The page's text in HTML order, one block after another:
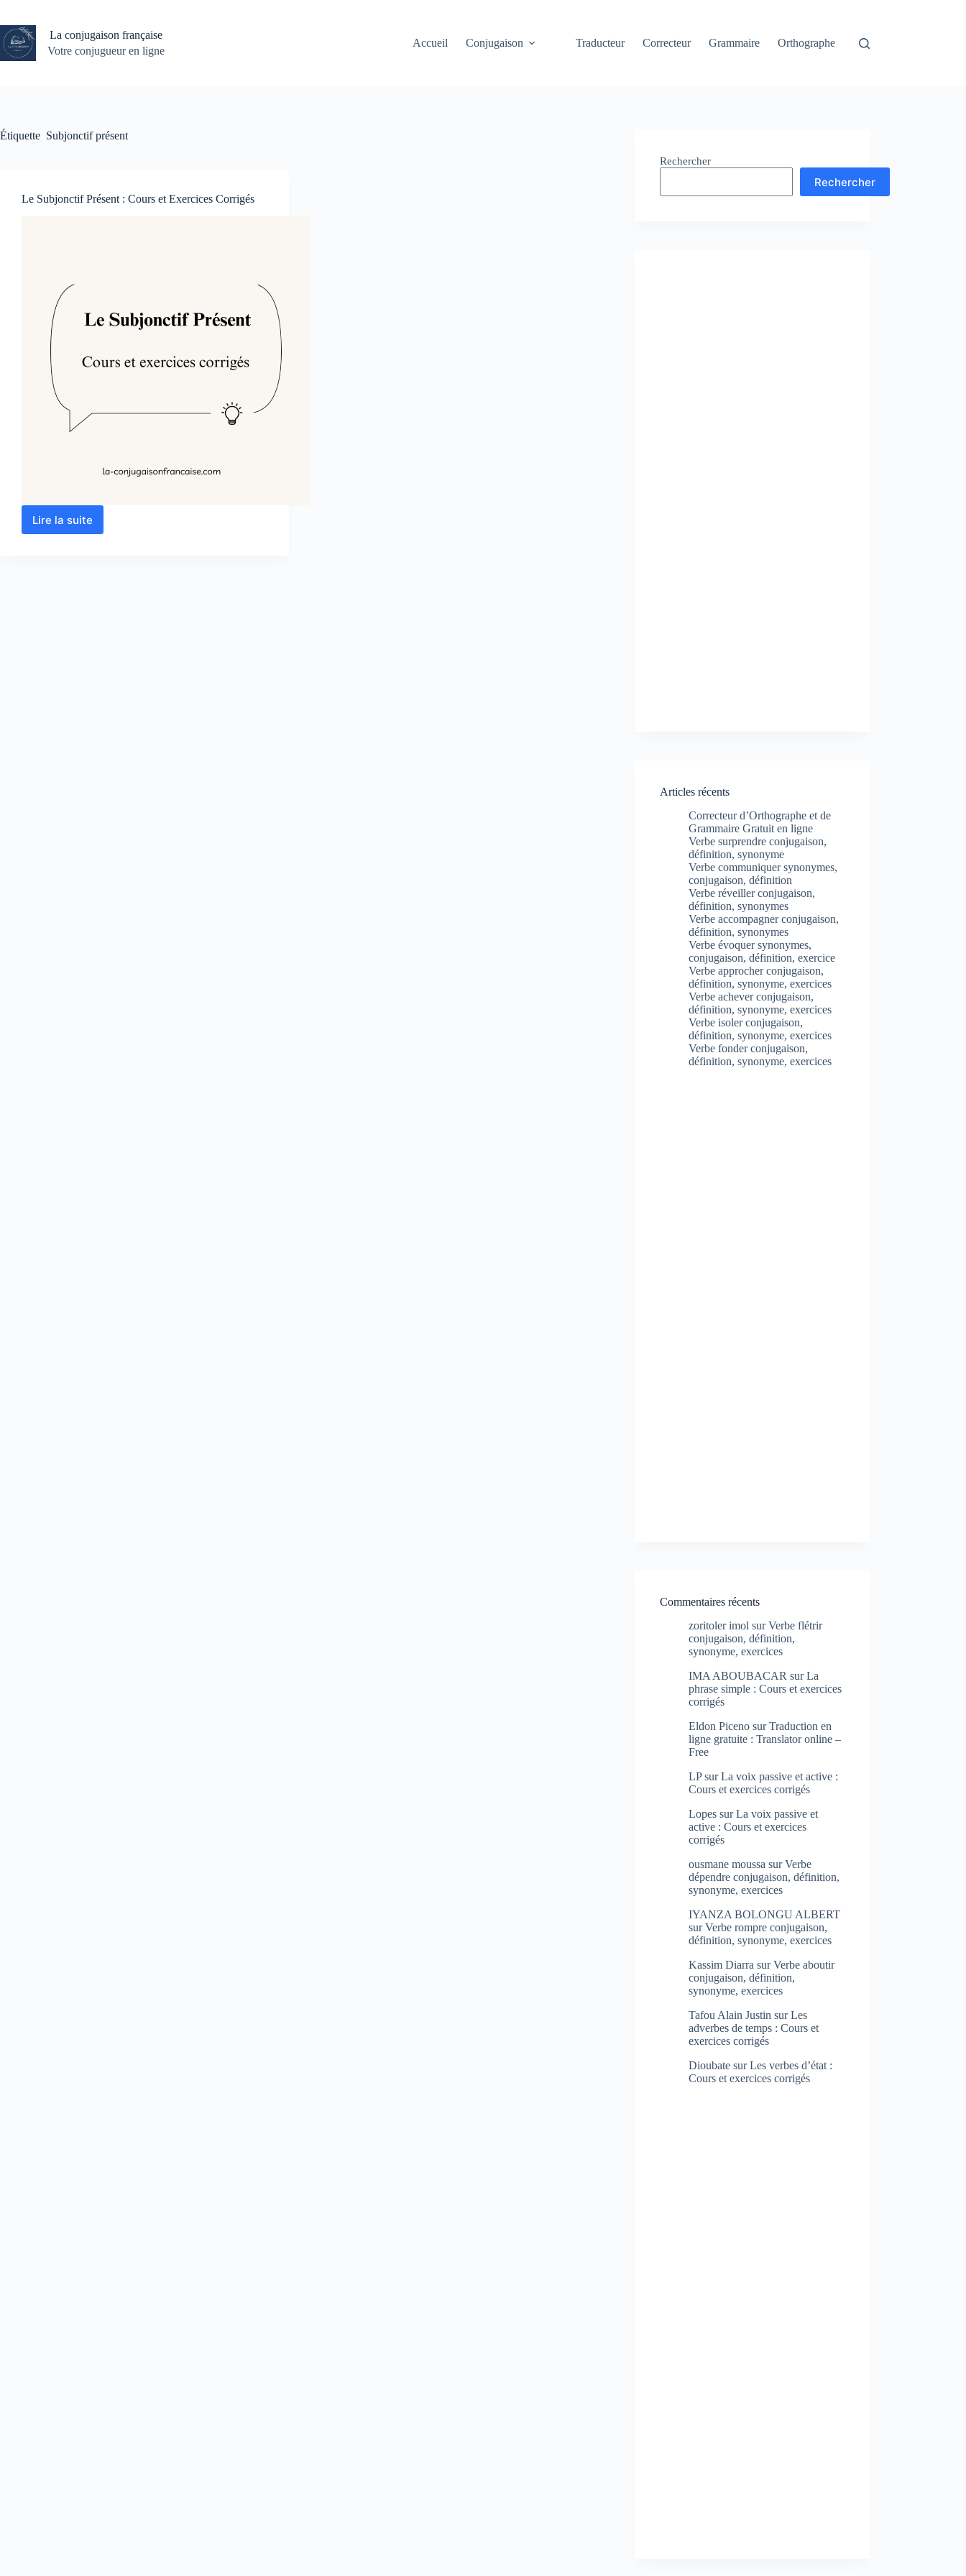
contenu
La conjugaison française
Votre conjugueur en ligne
Accueil Conjugaison Traducteur Correcteur Grammaire Orthographe
Étiquette Subjonctif présent
Le Subjonctif Présent : Cours et Exercices Corrigés
Lire la suite
Le
Rechercher
Rechercher
Articles récents
Correcteur d’Orthographe et de
Grammaire Gratuit en ligne
Verbe surprendre conjugaison,
définition, synonyme
Verbe communiquer synonymes,
conjugaison, définition
Verbe réveiller conjugaison,
définition, synonymes
Verbe accompagner conjugaison,
définition, synonymes
Verbe évoquer synonymes,
conjugaison, définition, exercice
Verbe approcher conjugaison,
définition, synonyme, exercices
Verbe achever conjugaison,
définition, synonyme, exercices
Verbe isoler conjugaison,
définition, synonyme, exercices
Verbe fonder conjugaison,
définition, synonyme, exercices
Commentaires récents
zoritoler imol surVerbe flétrir
conjugaison, définition,
synonyme, exercices
IMA ABOUBACAR surLa
phrase simple : Cours et exercices
corrigés
Eldon Piceno surTraduction en
ligne gratuite : Translator online –
Free
LPsurLa voix passive et active :
Cours et exercices corrigés
Lopes surLa voix passive et
active : Cours et exercices
corrigés
ousmane moussa surVerbe
dépendre conjugaison, définition,
synonyme, exercices
IYANZA BOLONGU ALBERT
surVerbe rompre conjugaison,
définition, synonyme, exercices
Kassim Diarra surVerbe aboutir
conjugaison, définition,
synonyme, exercices
Tafou Alain Justin surLes
adverbes de temps : Cours et
exercices corrigés
Dioubate surLes verbes d’état :
Cours et exercices corrigés